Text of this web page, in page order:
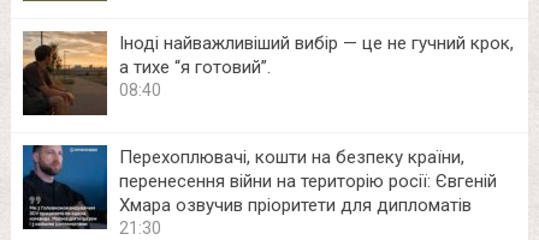
Іноді найважливіший вибір — це не гучний крок,
а тихе “я готовий”.
08:40
Перехоплювачі, кошти на безпеку країни,
перенесення війни на територію росії: Євгеній
Хмара озвучив пріоритети для дипломатів
21:30